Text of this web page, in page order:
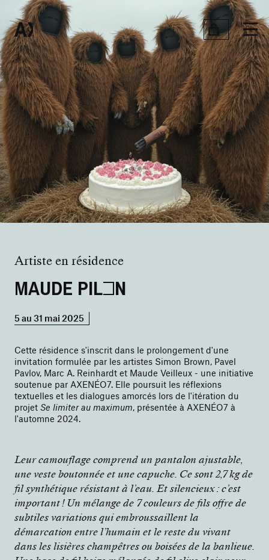
MAUDE PILON
Artiste en résidence
5 au 31 mai 2025
Cette résidence s'inscrit dans le prolongement d'une
invitation formulée par les artistes Simon Brown, Pavel
Pavlov, Marc A. Reinhardt et Maude Veilleux - une initiative
soutenue par AXENÉO7. Elle poursuit les réflexions
textuelles et les dialogues amorcés lors de l'itération du
projet Se limiter au maximum , présentée à AXENÉO7 à
l'automne 2024.
Leur camouflage comprend un pantalon ajustable,
une veste boutonnée et une capuche. Ce sont 2,7 kg de
fil synthétique résistant à l’eau. Et silencieux : c’est
important ! Un mélange de 7 couleurs de fils offre de
subtiles variations qui embroussaillent la
démarcation entre l’humain et le reste du vivant
dans les lisières champêtres ou boisées de la banlieue.